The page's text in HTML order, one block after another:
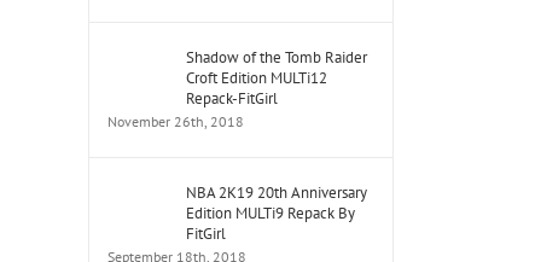
Shadow of the Tomb Raider
Croft Edition MULTi12
Repack-FitGirl
November 26th, 2018
NBA 2K19 20th Anniversary
Edition MULTi9 Repack By
FitGirl
September 18th, 2018